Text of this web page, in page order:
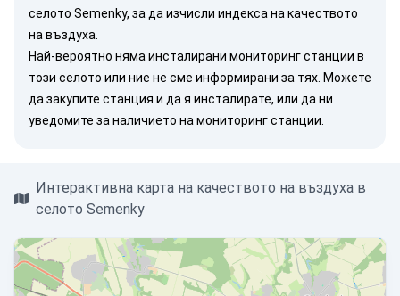
селото Semenky, за да изчисли индекса на качеството
на въздуха.
Най-вероятно няма инсталирани мониторинг станции в
този селото или ние не сме информирани за тях. Можете
да закупите станция и да я инсталирате, или да ни
уведомите за наличието на мониторинг станции.
Интерактивна карта на качеството на въздуха в
селото Semenky